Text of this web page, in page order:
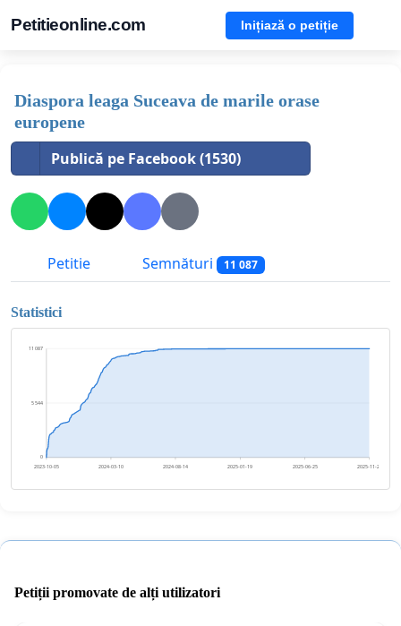
Petitieonline.com Inițiază o petiție
Diaspora leaga Suceava de marile orase
europene
Publică pe Facebook (1530)
Petitie Semnături 11 087
Statistici
0
5 544
11 087
2023-10-05 2024-03-10 2024-08-14 2025-01-19 2025-06-25 2025-11-29
Petiții promovate de alți utilizatori